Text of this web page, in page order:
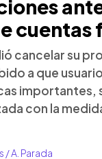
cuentas
cancelar su
a que
importantes,
con la
/ A. Parada